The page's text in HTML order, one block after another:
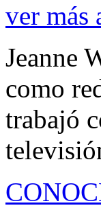
ver más
Jeanne
como
trabajó